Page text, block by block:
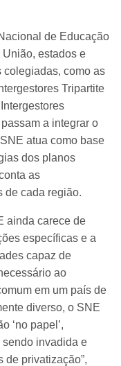
de Educação
estados e
colegiadas, como as
Tripartite
a integrar o
atua como base
dos planos
as
de cada região.
ainda carece de
específicas e a
capaz de
ao
em um país de
diverso, o SNE
‘no papel’,
invadida e
privatização”,